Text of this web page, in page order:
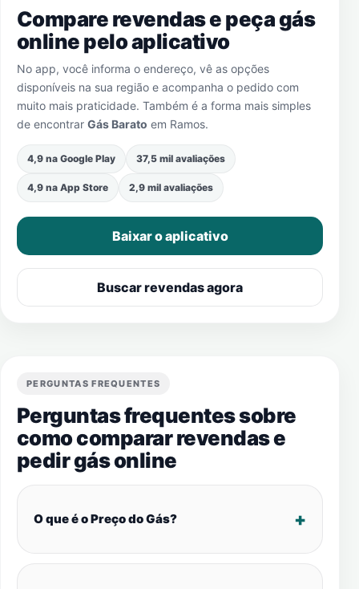
Compare revendas e peça gás
online pelo aplicativo
No app, você informa o endereço, vê as opções
disponíveis na sua região e acompanha o pedido com
muito mais praticidade. Também é a forma mais simples
de encontrar Gás Barato em Ramos.
4,9 na Google Play 37,5 mil avaliações
4,9 na App Store 2,9 mil avaliações
Baixar o aplicativo
Buscar revendas agora
PERGUNTAS FREQUENTES
Perguntas frequentes sobre
como comparar revendas e
pedir gás online
O que é o Preço do Gás?